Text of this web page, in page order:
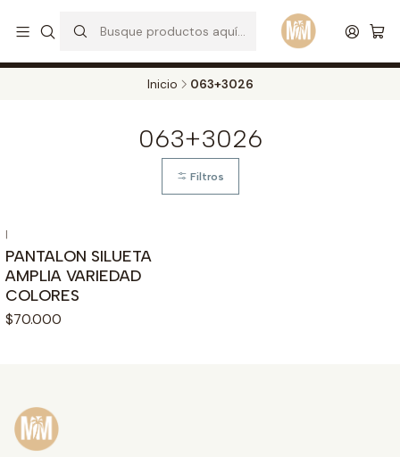
Envios a todo el pais. Opcion EXPRESS en Medellin y Bogota Leer más
Inicio 063+3026
063+3026
Filtros
|
PANTALON SILUETA
AMPLIA VARIEDAD
COLORES
$70.000